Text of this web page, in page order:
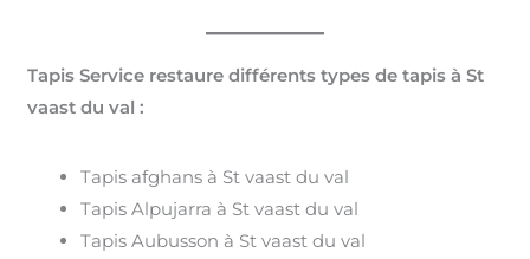
Tapis Service restaure différents types de tapis à St
vaast du val :
Tapis afghans à St vaast du val
Tapis Alpujarra à St vaast du val
Tapis Aubusson à St vaast du val